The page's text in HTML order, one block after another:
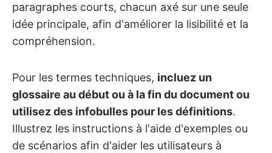
paragraphes courts, chacun axé sur une seule
idée principale, afin d'améliorer la lisibilité et la
compréhension.
Pour les termes techniques, incluez un
glossaire au début ou à la fin du document ou
utilisez des infobulles pour les définitions.
Illustrez les instructions à l'aide d'exemples ou
de scénarios afin d'aider les utilisateurs à